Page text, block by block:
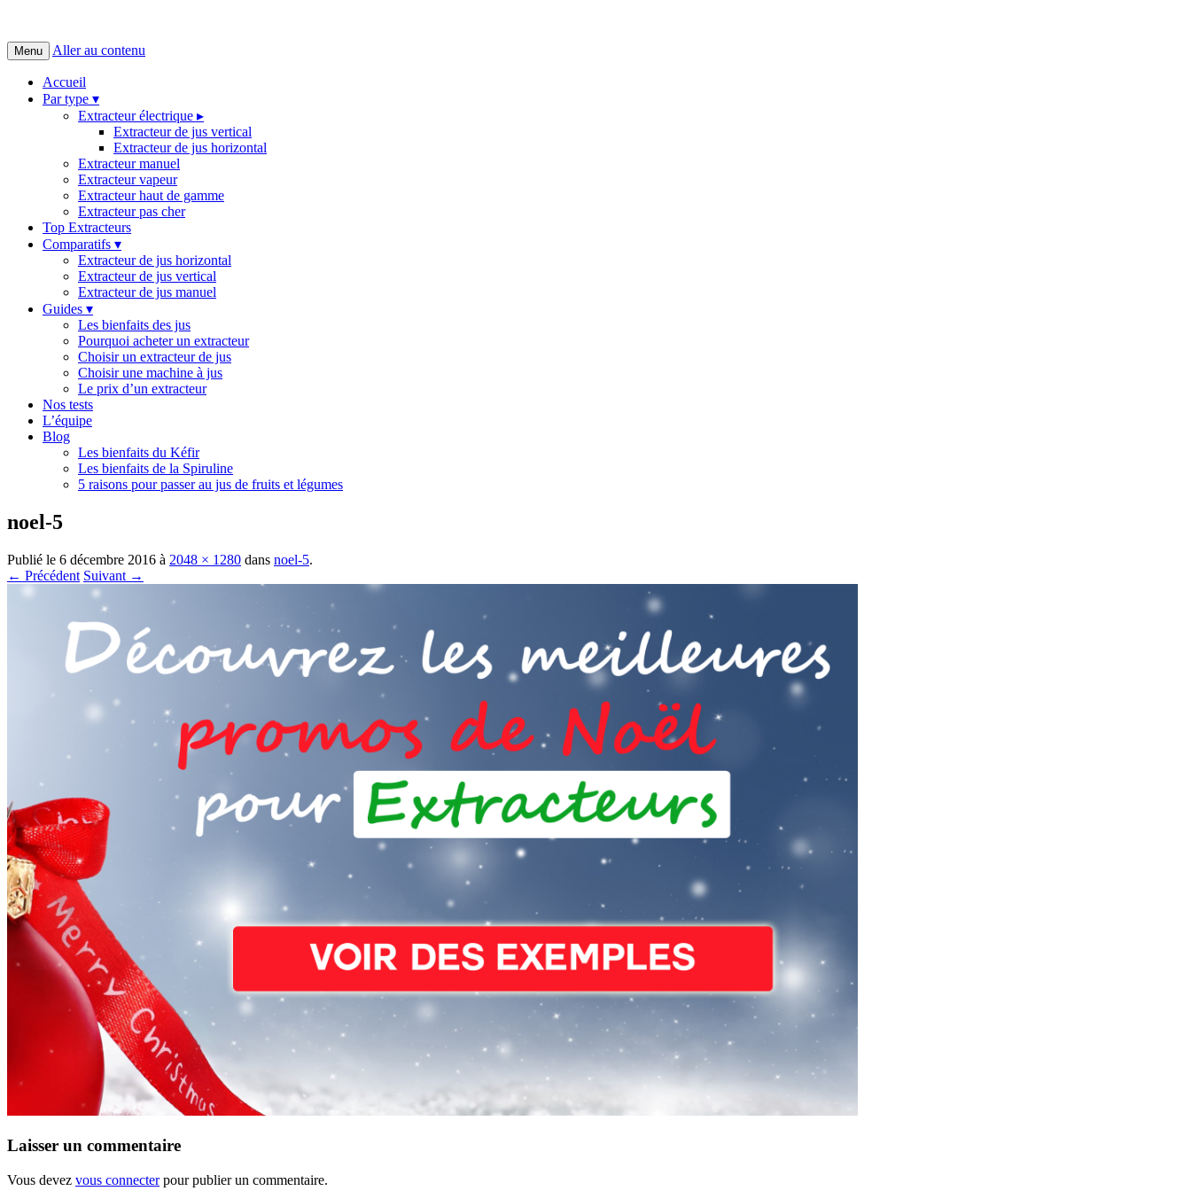
Menu Aller au contenu
Accueil
Par type ▾
Extracteur électrique ▸
Extracteur de jus vertical
Extracteur de jus horizontal
Extracteur manuel
Extracteur vapeur
Extracteur haut de gamme
Extracteur pas cher
Top Extracteurs
Comparatifs ▾
Extracteur de jus horizontal
Extracteur de jus vertical
Extracteur de jus manuel
Guides ▾
Les bienfaits des jus
Pourquoi acheter un extracteur
Choisir un extracteur de jus
Choisir une machine à jus
Le prix d’un extracteur
Nos tests
L’équipe
Blog
Les bienfaits du Kéfir
Les bienfaits de la Spiruline
5 raisons pour passer au jus de fruits et légumes
noel-5
Publié le 6 décembre 2016 à 2048 × 1280 dans noel-5.
← Précédent Suivant →
Laisser un commentaire
Vous devez vous connecterpour publier un commentaire.